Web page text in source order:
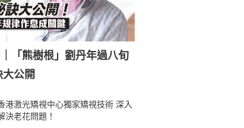
「熊樹根」劉丹年過八旬
公開
港激光矯視中心獨家矯視技術 深入
決老花問題！